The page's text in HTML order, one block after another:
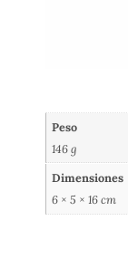
Peso
146 g
Dimensiones
6 × 5 × 16 cm